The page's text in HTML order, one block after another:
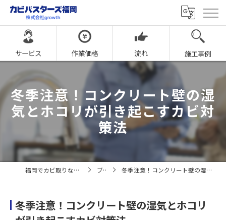
サービス 作業価格 流れ 施工事例
冬季注意！コンクリート壁の湿
気とホコリが引き起こすカビ対
策法
福岡でカビ取りならカビバスターズ福岡 ブログ 冬季注意！コンクリート壁の湿気とホコリが引き起こすカビ対策法
冬季注意！コンクリート壁の湿気とホコリ